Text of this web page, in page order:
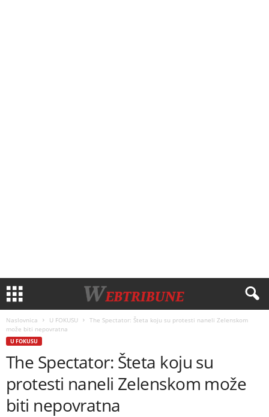
Naslovnica U FOKUSU
The Spectator: Šteta koju su protesti naneli Zelenskom
može biti nepovratna
U FOKUSU
The Spectator: Šteta koju su
protesti naneli Zelenskom može
biti nepovratna